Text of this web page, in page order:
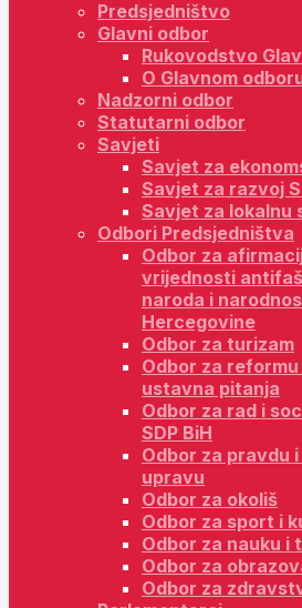
Predsjedništvo
Glavni odbor
Rukovodstvo
O Glavnom
Nadzorni odbor
Statutarni odbor
Savjeti
Savjet za
Savjet za razvoj
Savjet za lokalnu
Odbori Predsjedništva
Odbor za
vrijednosti
naroda i
Hercegovine
Odbor za turizam
Odbor za
ustavna pitanja
Odbor za rad i
SDP BiH
Odbor za pravdu
upravu
Odbor za okoliš
Odbor za sport i
Odbor za nauku i
Odbor za
Odbor za